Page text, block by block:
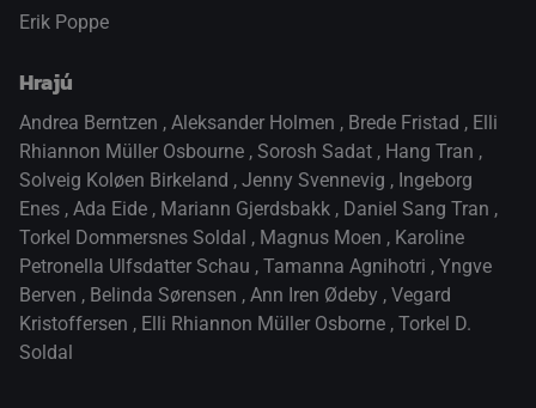
Erik Poppe
Hrajú
Andrea Berntzen , Aleksander Holmen , Brede Fristad , Elli
Rhiannon Müller Osbourne , Sorosh Sadat , Hang Tran ,
Solveig Koløen Birkeland , Jenny Svennevig , Ingeborg
Enes , Ada Eide , Mariann Gjerdsbakk , Daniel Sang Tran ,
Torkel Dommersnes Soldal , Magnus Moen , Karoline
Petronella Ulfsdatter Schau , Tamanna Agnihotri , Yngve
Berven , Belinda Sørensen , Ann Iren Ødeby , Vegard
Kristoffersen , Elli Rhiannon Müller Osborne , Torkel D.
Soldal